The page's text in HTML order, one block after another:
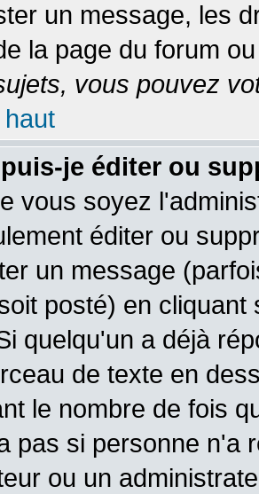
un message, les
la page du forum
vous pouvez
je éditer ou
vous soyez
éditer ou
un message
posté) en
quelqu'un a déjà
de texte en
le nombre de fois
pas si personne n'a
ou un